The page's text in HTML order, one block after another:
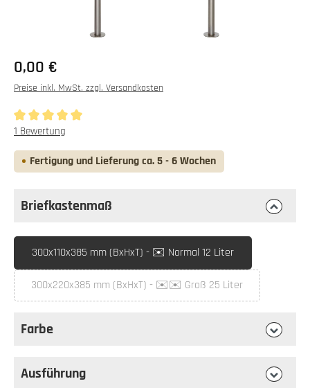
0,00 €
Preise inkl. MwSt. zzgl. Versandkosten
Durchschnittliche Bewertung von 5 von 5 Sternen
1 Bewertung
Fertigung und Lieferung ca. 5 - 6 Wochen
Briefkastenmaß
Briefkastenmaßauswählen
300x110x385 mm (BxHxT) - ✉️ Normal 12 Liter
300x220x385 mm (BxHxT) - ✉️✉️ Groß 25 Liter
(Diese Option ist zurzeit nicht verfügbar.)
Farbe
Ausführung